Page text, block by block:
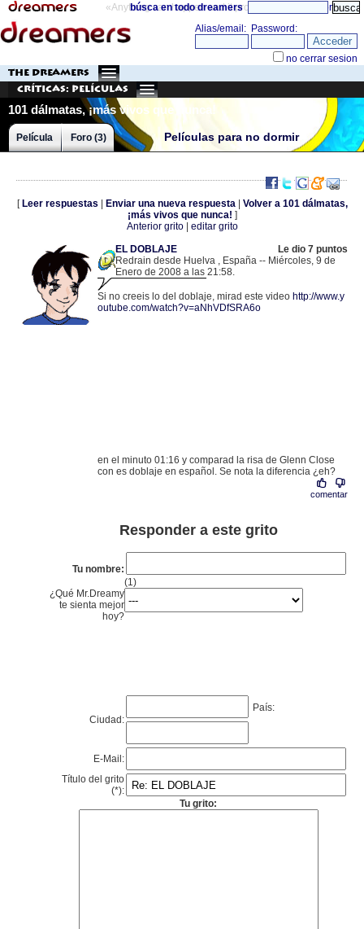
«Anything can happen and it probably will» directorio
búsca en todo dreamers
THE DREAMERS
Críticas: Películas
101 dálmatas, ¡más vivos que nunca!
Películas para no dormir
Película Foro (3)
[ Leer respuestas Enviar una nueva respuesta| Volver a 101 dálmatas,
¡más vivos que nunca! ]
Anterior grito| editar grito
EL DOBLAJE
Le dio 7 puntos
Redrain desde Huelva , España -- Miércoles, 9 de
Enero de 2008 a las 21:58.
Si no creeis lo del doblaje, mirad este video http://www.y
outube.com/watch?v=aNhVDfSRA6o
en el minuto 01:16 y comparad la risa de Glenn Close
con es doblaje en español. Se nota la diferencia ¿eh?
comentar
Responder a este grito
Tu nombre:
(1)
¿Qué Mr.Dreamy
te sienta mejor
hoy?
Ciudad:
País:
E-Mail:
Título del grito
(*):
Tu grito: